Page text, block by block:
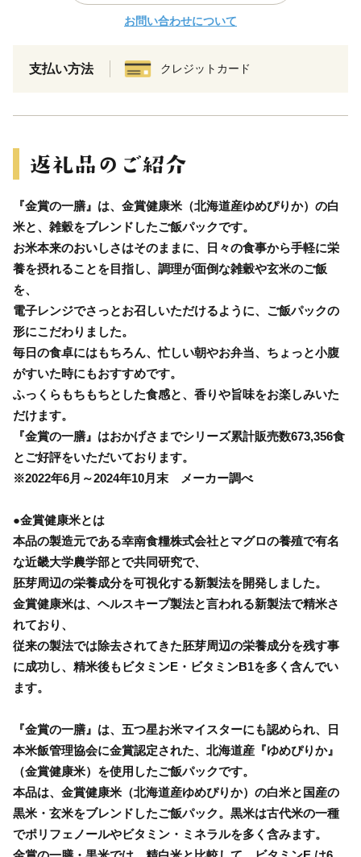
お問い合わせについて
支払い方法 クレジットカード
『金賞の一膳』は、金賞健康米（北海道産ゆめぴりか）の白
米と、雑穀をブレンドしたご飯パックです。
お米本来のおいしさはそのままに、日々の食事から手軽に栄
養を摂れることを目指し、調理が面倒な雑穀や玄米のご飯
を、
電子レンジでさっとお召しいただけるように、ご飯パックの
形にこだわりました。
毎日の食卓にはもちろん、忙しい朝やお弁当、ちょっと小腹
がすいた時にもおすすめです。
ふっくらもちもちとした食感と、香りや旨味をお楽しみいた
だけます。
『金賞の一膳』はおかげさまでシリーズ累計販売数673,356食
とご好評をいただいております。
※2022年6月～2024年10月末 メーカー調べ
●金賞健康米とは
本品の製造元である幸南食糧株式会社とマグロの養殖で有名
な近畿大学農学部とで共同研究で、
胚芽周辺の栄養成分を可視化する新製法を開発しました。
金賞健康米は、ヘルスキープ製法と言われる新製法で精米さ
れており、
従来の製法では除去されてきた胚芽周辺の栄養成分を残す事
に成功し、精米後もビタミンE・ビタミンB1を多く含んでい
ます。
『金賞の一膳』は、五つ星お米マイスターにも認められ、日
本米飯管理協会に金賞認定された、北海道産『ゆめぴりか』
（金賞健康米）を使用したご飯パックです。
本品は、金賞健康米（北海道産ゆめぴりか）の白米と国産の
黒米・玄米をブレンドしたご飯パック。黒米は古代米の一種
でポリフェノールやビタミン・ミネラルを多く含みます。